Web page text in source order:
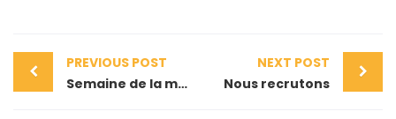
PREVIOUS POST
Semaine de la mobilité
NEXT POST
Nous recrutons